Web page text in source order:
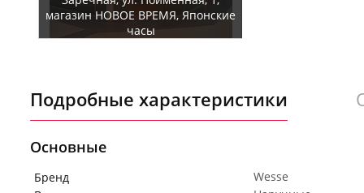
магазин НОВОЕ ВРЕМЯ, Японские
часы
Подробные характеристики
Основные
Бренд
Wesse